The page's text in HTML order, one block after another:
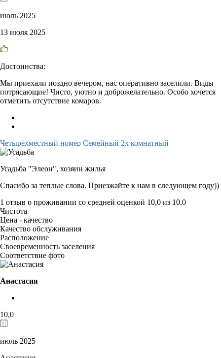
июль 2025
13 июля 2025
Достоинства:
Мы приехали поздно вечером, нас оперативно заселили. Виды
потрясающие! Чисто, уютно и доброжелательно. Особо хочется
отметить отсутствие комаров.
Четырёхместный номер Семейный 2х комнатный
Усадьба "Элеон", хозяин жилья
Спасибо за теплые слова. Приезжайте к нам в следующем году))
1 отзыв о проживании со средней оценкой 10,0 из 10,0
Чистота
Цена - качество
Качество обслуживания
Расположение
Своевременность заселения
Соответствие фото
Анастасия
10,0
июль 2025